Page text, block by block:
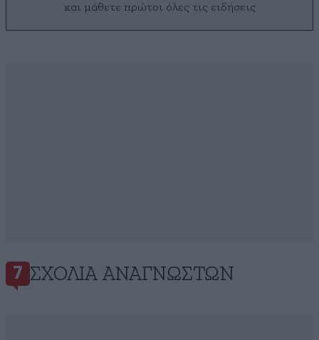
και μάθετε πρώτοι όλες τις ειδήσεις
7 ΣΧΌΛΙΑ ΑΝΑΓΝΩΣΤΏΝ